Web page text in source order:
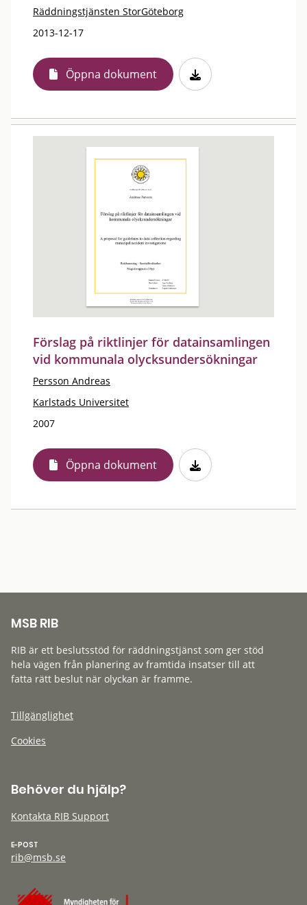
Räddningstjänsten StorGöteborg
2013-12-17
Öppna dokument
Förslag på riktlinjer för datainsamlingen
vid kommunala olycksundersökningar
Persson Andreas
Karlstads Universitet
2007
Öppna dokument
MSB RIB
RIB är ett beslutsstöd för räddningstjänst som ger stöd
hela vägen från planering av framtida insatser till att
fatta rätt beslut när olyckan är framme.
Tillgänglighet
Cookies
Behöver du hjälp?
Kontakta RIB Support
E-POST
rib@msb.se